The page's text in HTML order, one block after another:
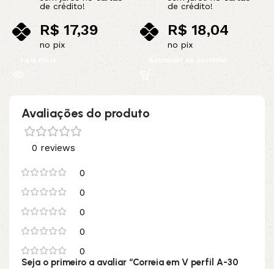
de crédito!
R$17,39
no pix
Leia mais
de crédito!
R$18,04
no pix
Adicionar ao carrinho
Avaliações do produto
0 reviews
0
0
0
0
0
Seja o primeiro a avaliar “Correia em V perfil A-30